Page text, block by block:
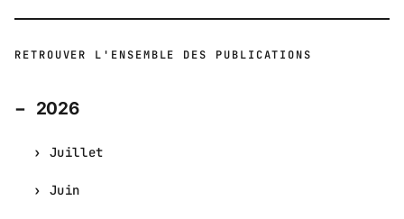
RETROUVER L'ENSEMBLE DES PUBLICATIONS
2026
Juillet
Juin